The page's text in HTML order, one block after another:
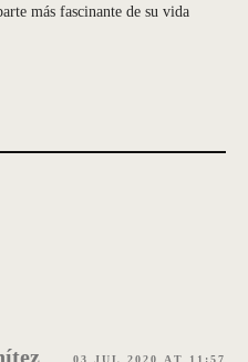
más fascinante de su vida
03 JUL 2020 AT 11:57